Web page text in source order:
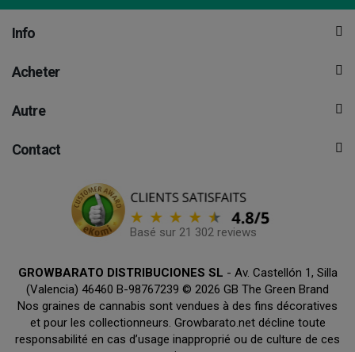
Info
Acheter
Autre
Contact
Basé sur 21 302 reviews
GROWBARATO DISTRIBUCIONES SL - Av. Castellón 1, Silla
(Valencia) 46460 B-98767239 © 2026 GB The Green Brand
Nos graines de cannabis sont vendues à des fins décoratives
et pour les collectionneurs. Growbarato.net décline toute
responsabilité en cas d’usage inapproprié ou de culture de ces